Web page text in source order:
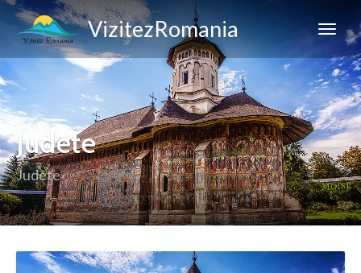
VizitezRomania
Judete
Judete